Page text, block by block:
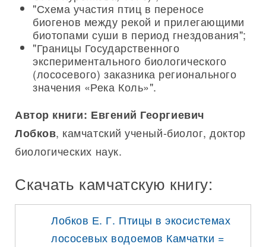
"Схема участия птиц в переносе
биогенов между рекой и прилегающими
биотопами суши в период гнездования";
"Границы Государственного
экспериментального биологического
(лососевого) заказника регионального
значения «Река Коль»".
Автор книги: Евгений Георгиевич
Лобков, камчатский ученый-биолог, доктор
биологических наук.
Скачать камчатскую книгу:
Лобков Е. Г. Птицы в экосистемах
лососевых водоемов Камчатки =